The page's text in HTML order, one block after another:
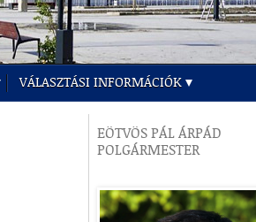
VÁLASZTÁSI INFORMÁCIÓK
EÖTVÖS PÁL ÁRPÁD
POLGÁRMESTER